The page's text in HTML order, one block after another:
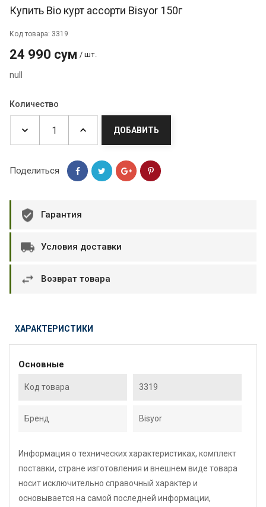
Купить Bio курт ассорти Bisyor 150г
Код товара: 3319
24 990 сум / шт.
null
Количество
ДОБАВИТЬ
Поделиться
Гарантия
Условия доставки
Возврат товара
ХАРАКТЕРИСТИКИ
Основные
Код товара 3319
Бренд Bisyor
Информация о технических характеристиках, комплект
поставки, стране изготовления и внешнем виде товара
носит исключительно справочный характер и
основывается на самой последней информации,